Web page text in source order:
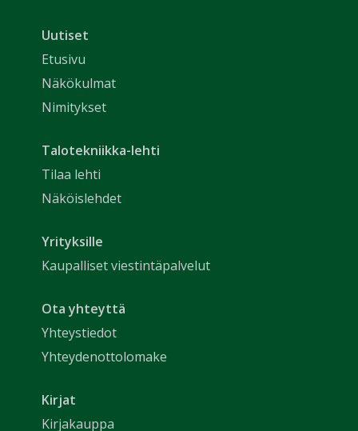
Uutiset
Etusivu
Näkökulmat
Nimitykset
Talotekniikka-lehti
Tilaa lehti
Näköislehdet
Yrityksille
Kaupalliset viestintäpalvelut
Ota yhteyttä
Yhteystiedot
Yhteydenottolomake
Kirjat
Kirjakauppa